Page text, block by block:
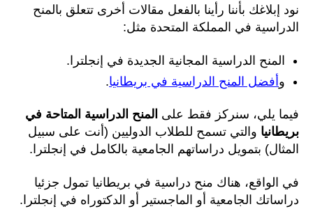
نود إبلاغك بأننا رأينا بالفعل مقالات أخرى تتعلق بالمنح
الدراسية في المملكة المتحدة مثل:
المنح الدراسية المجانية الجديدة في إنجلترا.
وأفضل المنح الدراسية في بريطانيا.
فيما يلي، سنركز فقط على المنح الدراسية المتاحة في
بريطانيا والتي تسمح للطلاب الدوليين (أنت على سبيل
المثال) بتمويل دراساتهم الجامعية بالكامل في إنجلترا.
في الواقع، هناك منح دراسية في بريطانيا تمول جزئيا
دراساتك الجامعية أو الماجستير أو الدكتوراه في إنجلترا.